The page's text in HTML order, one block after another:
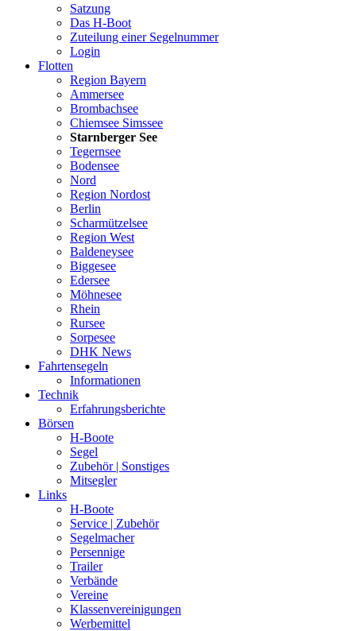
Satzung
Das H-Boot
Zuteilung einer Segelnummer
Login
Flotten
Region Bayern
Ammersee
Brombachsee
Chiemsee Simssee
Starnberger See
Tegernsee
Bodensee
Nord
Region Nordost
Berlin
Scharmützelsee
Region West
Baldeneysee
Biggesee
Edersee
Möhnesee
Rhein
Rursee
Sorpesee
DHK News
Fahrtensegeln
Informationen
Technik
Erfahrungsberichte
Börsen
H-Boote
Segel
Zubehör | Sonstiges
Mitsegler
Links
H-Boote
Service | Zubehör
Segelmacher
Persennige
Trailer
Verbände
Vereine
Klassenvereinigungen
Werbemittel